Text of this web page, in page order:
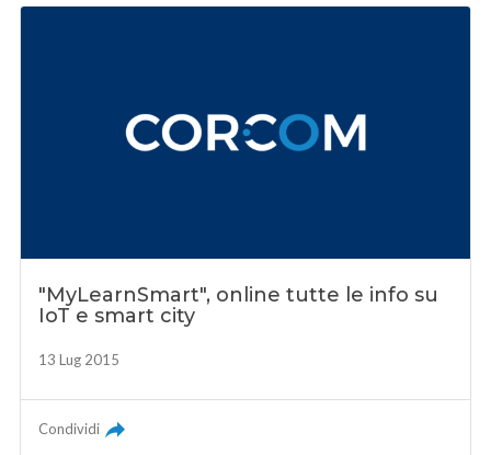
"MyLearnSmart", online tutte le info su
IoT e smart city
13 Lug 2015
Condividi